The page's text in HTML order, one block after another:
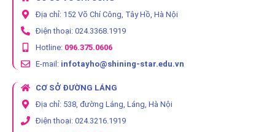
Địa chỉ: 152 Võ Chí Công, Tây Hồ, Hà Nội
Điện thoại: 024.3368.1919
Hotline: 096.375.0606
E-mail: infotayho@shining-star.edu.vn
CƠ SỞ ĐƯỜNG LÁNG
Địa chỉ: 538, đường Láng, Láng, Hà Nội
Điện thoại: 024.3216.1919